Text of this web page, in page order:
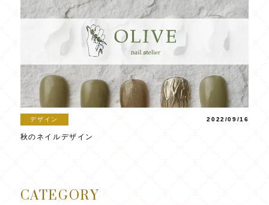
デザイン 2022/09/16
秋のネイルデザイン
CATEGORY